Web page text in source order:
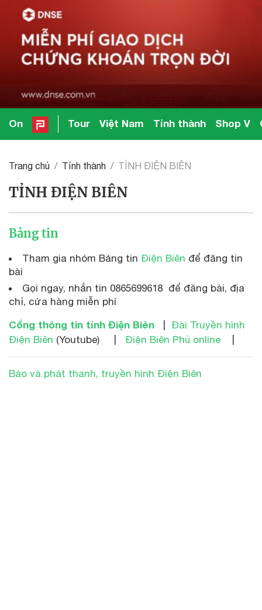
On Tour Việt Nam Tỉnh thành Shop V
Trang chủ Tỉnh thành TỈNH ĐIỆN BIÊN
TỈNH ĐIỆN BIÊN
Bảng tin
Tham gia nhóm Bảng tin Điện Biên để đăng tin
bài
Gọi ngay, nhắn tin 0865699618 để đăng bài, địa
chỉ, cửa hàng miễn phí
Cổng thông tin tỉnh Điện Biên
Đài Truyền hình
Điện Biên (Youtube) | Điện Biên Phủ online
Báo và phát thanh, truyền hình Điện Biên